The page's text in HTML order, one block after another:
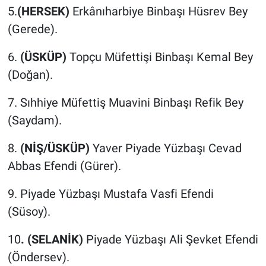
5.(HERSEK) Erkânıharbiye Binbaşı Hüsrev Bey
(Gerede).
6. (ÜSKÜP) Topçu Müfettişi Binbaşı Kemal Bey
(Doğan).
7. Sıhhiye Müfettiş Muavini Binbaşı Refik Bey
(Saydam).
8. (NİŞ/ÜSKÜP) Yaver Piyade Yüzbaşı Cevad
Abbas Efendi (Gürer).
9. Piyade Yüzbaşı Mustafa Vasfi Efendi
(Süsoy).
10. (SELANİK) Piyade Yüzbaşı Ali Şevket Efendi
(Öndersev).